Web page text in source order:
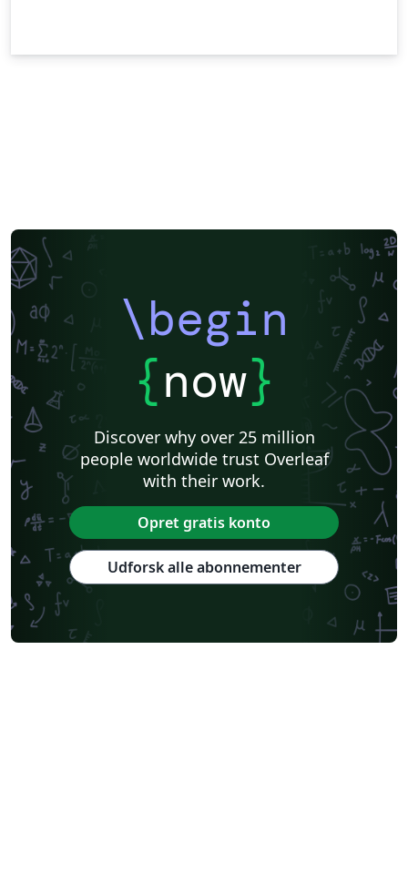
\begin
{now}
Discover why over 25 million
people worldwide trust Overleaf
with their work.
Opret gratis konto
Udforsk alle abonnementer